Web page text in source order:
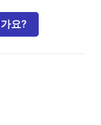
요?